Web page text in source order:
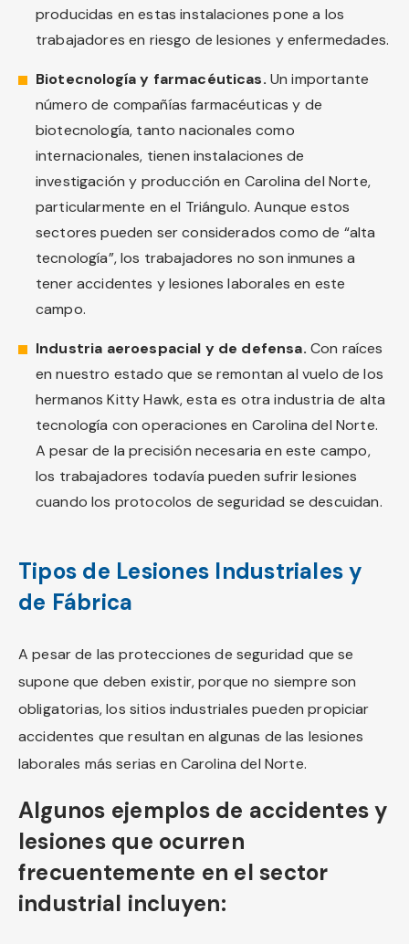
producidas en estas instalaciones pone a los
trabajadores en riesgo de lesiones y enfermedades.
Biotecnología y farmacéuticas. Un importante
número de compañías farmacéuticas y de
biotecnología, tanto nacionales como
internacionales, tienen instalaciones de
investigación y producción en Carolina del Norte,
particularmente en el Triángulo. Aunque estos
sectores pueden ser considerados como de “alta
tecnología”, los trabajadores no son inmunes a
tener accidentes y lesiones laborales en este
campo.
Industria aeroespacial y de defensa. Con raíces
en nuestro estado que se remontan al vuelo de los
hermanos Kitty Hawk, esta es otra industria de alta
tecnología con operaciones en Carolina del Norte.
A pesar de la precisión necesaria en este campo,
los trabajadores todavía pueden sufrir lesiones
cuando los protocolos de seguridad se descuidan.
Tipos de Lesiones Industriales y
de Fábrica
A pesar de las protecciones de seguridad que se
supone que deben existir, porque no siempre son
obligatorias, los sitios industriales pueden propiciar
accidentes que resultan en algunas de las lesiones
laborales más serias en Carolina del Norte.
Algunos ejemplos de accidentes y
lesiones que ocurren
frecuentemente en el sector
industrial incluyen: